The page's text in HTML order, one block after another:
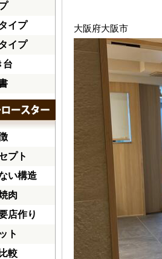
イプ
イプ
台
プト
い構造
肉
店作り
ト
較
大阪府大阪市